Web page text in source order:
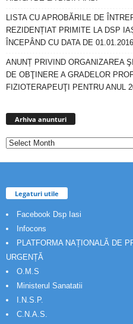
LISTA CU APROBĂRILE DE
REZIDENȚIAT PRIMITE LA DSP
ÎNCEPÂND CU DATA DE 01.01.2016
ANUNȚ PRIVIND ORGANIZAREA
DE OBŢINERE A GRADELOR
FIZIOTERAPEUŢI PENTRU ANUL
Arhiva anunturi
Legaturi utile
Facebook Dsp Iasi
Infocons
PLATFORMA NAȚIONALĂ DE
URGENȚĂ
O.M.S
Ministerul Sanatatii
I.N.S.P.
C.N.A.S.